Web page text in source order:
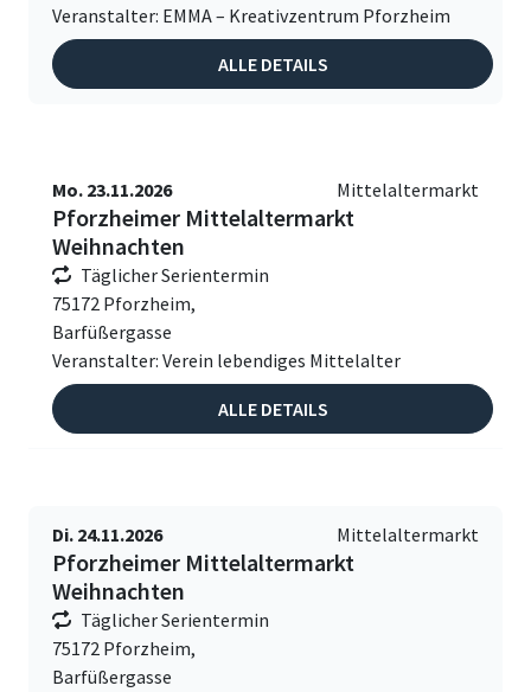
Veranstalter: EMMA – Kreativzentrum Pforzheim
ALLE DETAILS
Mo. 23.11.2026 Mittelaltermarkt
Pforzheimer Mittelaltermarkt
Weihnachten
Täglicher Serientermin
75172 Pforzheim,
Barfüßergasse
Veranstalter: Verein lebendiges Mittelalter
ALLE DETAILS
Di. 24.11.2026 Mittelaltermarkt
Pforzheimer Mittelaltermarkt
Weihnachten
Täglicher Serientermin
75172 Pforzheim,
Barfüßergasse